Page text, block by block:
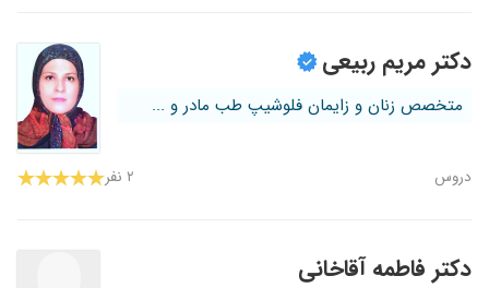
دکتر مریم ربیعی
متخصص زنان و زایمان فلوشیپ طب مادر و ...
دروس ۲ نفر
دکتر فاطمه آقاخانی